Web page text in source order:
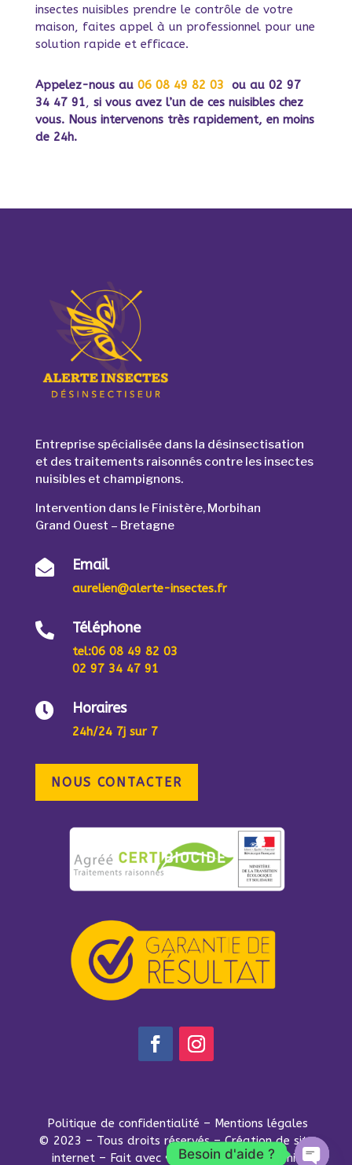
insectes nuisibles prendre le contrôle de votre
maison, faites appel à un professionnel pour une
solution rapide et efficace.
Appelez-nous au 06 08 49 82 03
ou au 02 97
34 47 91, si vous avez l’un de ces nuisibles chez
vous. Nous intervenons très rapidement, en moins
de 24h.
Entreprise spécialisée dans la désinsectisation
et des traitements raisonnés contre les insectes
nuisibles et champignons.
Intervention dans le Finistère, Morbihan
Grand Ouest – Bretagne
 Email
aurelien@alerte-insectes.fr
 Téléphone
tel:06 08 49 82 03
02 97 34 47 91
 Horaires
24h/24 7j sur 7
NOUS CONTACTER
Politique de confidentialité – Mentions légales
© 2023 – Tous droits réservés –Création de site
internet – Fait avec ♥ par Studio Ayanoumi
Besoin d'aide ?